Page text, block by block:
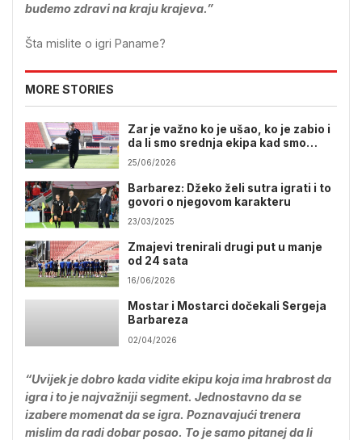
budemo zdravi na kraju krajeva.”
Šta mislite o igri Paname?
MORE STORIES
Zar je važno ko je ušao, ko je zabio i
da li smo srednja ekipa kad smo
ujedinili narod
25/06/2026
Barbarez: Džeko želi sutra igrati i to
govori o njegovom karakteru
23/03/2025
Zmajevi trenirali drugi put u manje
od 24 sata
16/06/2026
Mostar i Mostarci dočekali Sergeja
Barbareza
02/04/2026
“Uvijek je dobro kada vidite ekipu koja ima hrabrost da
igra i to je najvažniji segment. Jednostavno da se
izabere momenat da se igra. Poznavajući trenera
mislim da radi dobar posao. To je samo pitanej da li